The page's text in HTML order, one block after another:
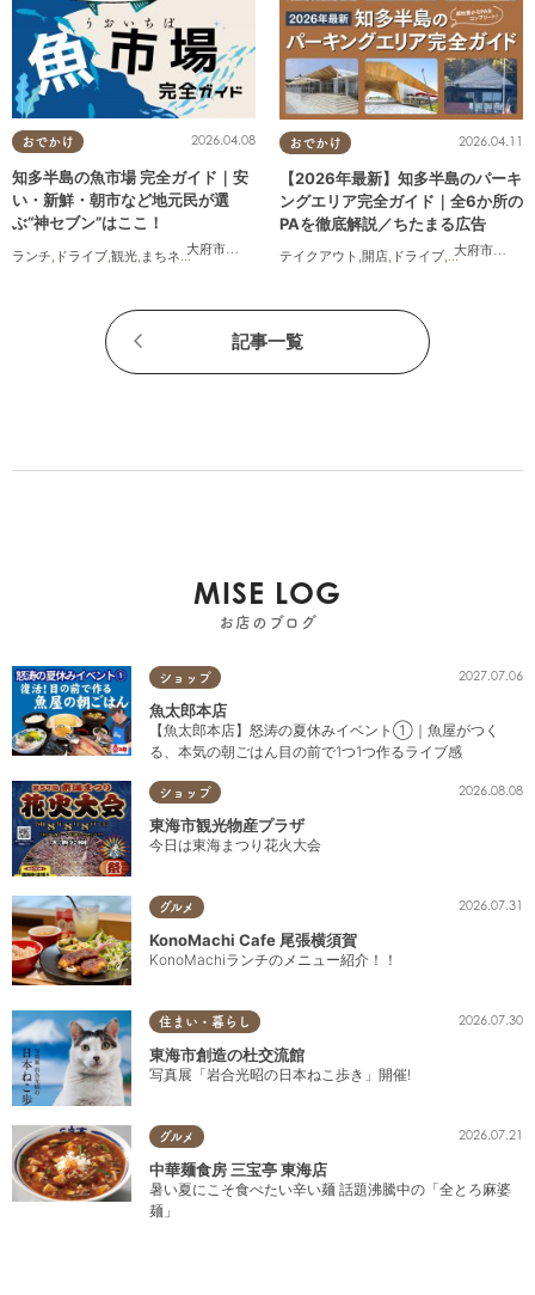
おでかけ
大府市
,半田市 常滑市,美浜町 南知多町
2026.04.08
知多半島の魚市場 完全ガイド｜安
い・新鮮・朝市など地元民が選
ぶ“神セブン”はここ！
ランチ ドライブ 観光 まちネタ ,連載 家族 カップル,友人
おでかけ
大府市
,阿久
2026.04.11
【2026年最新】知多半島のパーキ
ングエリア完全ガイド｜全6か所の
PAを徹底解説／ちたまる広告
テイクアウト ,開店, ドライブ,観光, ちたまる
記事一覧
MISE LOG
お店のブログ
ショップ 2027.07.06
魚太郎本店
【魚太郎本店】怒涛の夏休みイベント①｜魚屋がつく
る、本気の朝ごはん目の前で1つ1つ作るライブ感
ショップ 2026.08.08
東海市観光物産プラザ
今日は東海まつり花火大会
グルメ 2026.07.31
KonoMachi Cafe 尾張横須賀
KonoMachiランチのメニュー紹介！！
住まい・暮らし 2026.07.30
東海市創造の杜交流館
写真展「岩合光昭の日本ねこ歩き」開催!
グルメ 2026.07.21
中華麺食房 三宝亭 東海店
暑い夏にこそ食べたい辛い麺 話題沸騰中の「全とろ麻婆
麺」